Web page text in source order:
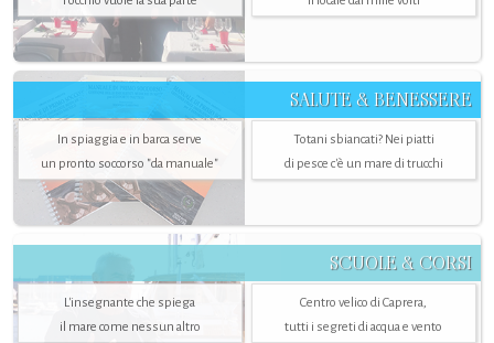
SALUTE & BENESSERE
In spiaggia e in barca serve
un pronto soccorso "da manuale"
Totani sbiancati? Nei piatti
di pesce c'è un mare di trucchi
SCUOLE & CORSI
L'insegnante che spiega
il mare come nessun altro
Centro velico di Caprera,
tutti i segreti di acqua e vento